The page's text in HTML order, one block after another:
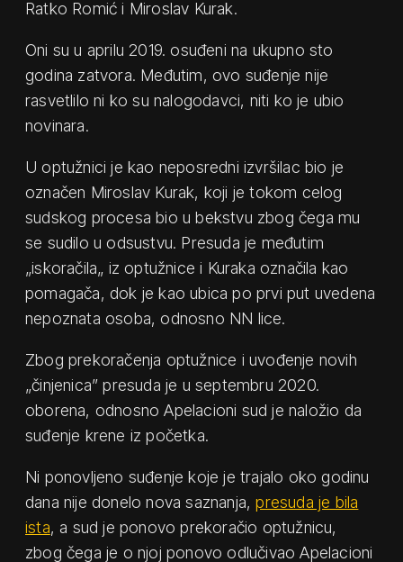
Ratko Romić i Miroslav Kurak.
Oni su u aprilu 2019. osuđeni na ukupno sto
godina zatvora. Međutim, ovo suđenje nije
rasvetlilo ni ko su nalogodavci, niti ko je ubio
novinara.
U optužnici je kao neposredni izvršilac bio je
označen Miroslav Kurak, koji je tokom celog
sudskog procesa bio u bekstvu zbog čega mu
se sudilo u odsustvu. Presuda je međutim
„iskoračila„ iz optužnice i Kuraka označila kao
pomagača, dok je kao ubica po prvi put uvedena
nepoznata osoba, odnosno NN lice.
Zbog prekoračenja optužnice i uvođenje novih
„činjenica” presuda je u septembru 2020.
oborena, odnosno Apelacioni sud je naložio da
suđenje krene iz početka.
Ni ponovljeno suđenje koje je trajalo oko godinu
dana nije donelo nova saznanja,presuda je bila
ista, a sud je ponovo prekoračio optužnicu,
zbog čega je o njoj ponovo odlučivao Apelacioni